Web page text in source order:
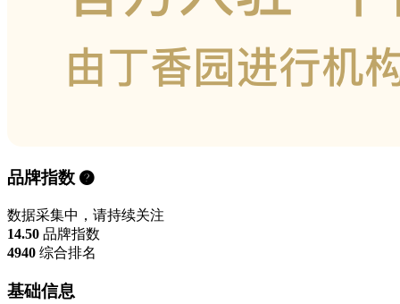
品牌指数
数据采集中，请持续关注
14.50 品牌指数
4940 综合排名
基础信息